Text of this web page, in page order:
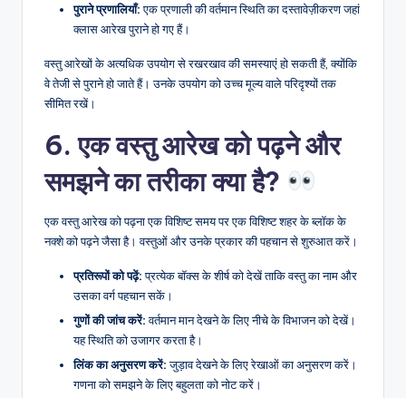
पुराने प्रणालियाँ:एक प्रणाली की वर्तमान स्थिति का दस्तावेज़ीकरण जहां
क्लास आरेख पुराने हो गए हैं।
वस्तु आरेखों के अत्यधिक उपयोग से रखरखाव की समस्याएं हो सकती हैं, क्योंकि
वे तेजी से पुराने हो जाते हैं। उनके उपयोग को उच्च मूल्य वाले परिदृश्यों तक
सीमित रखें।
6. एक वस्तु आरेख को पढ़ने और
समझने का तरीका क्या है?
एक वस्तु आरेख को पढ़ना एक विशिष्ट समय पर एक विशिष्ट शहर के ब्लॉक के
नक्शे को पढ़ने जैसा है। वस्तुओं और उनके प्रकार की पहचान से शुरुआत करें।
प्रतिरूपों को पढ़ें:प्रत्येक बॉक्स के शीर्ष को देखें ताकि वस्तु का नाम और
उसका वर्ग पहचान सकें।
गुणों की जांच करें:वर्तमान मान देखने के लिए नीचे के विभाजन को देखें।
यह स्थिति को उजागर करता है।
लिंक का अनुसरण करें:जुड़ाव देखने के लिए रेखाओं का अनुसरण करें।
गणना को समझने के लिए बहुलता को नोट करें।